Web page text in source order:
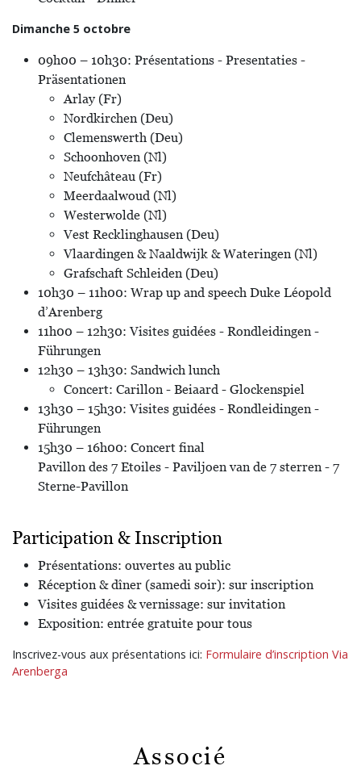
Dimanche 5 octobre
09h00 – 10h30: Présentations - Presentaties -
Präsentationen
Arlay (Fr)
Nordkirchen (Deu)
Clemenswerth (Deu)
Schoonhoven (Nl)
Neufchâteau (Fr)
Meerdaalwoud (Nl)
Westerwolde (Nl)
Vest Recklinghausen (Deu)
Vlaardingen & Naaldwijk & Wateringen (Nl)
Grafschaft Schleiden (Deu)
10h30 – 11h00: Wrap up and speech Duke Léopold
d’Arenberg
11h00 – 12h30: Visites guidées - Rondleidingen -
Führungen
12h30 – 13h30: Sandwich lunch
Concert: Carillon - Beiaard - Glockenspiel
13h30 – 15h30: Visites guidées - Rondleidingen -
Führungen
15h30 – 16h00: Concert final
Pavillon des 7 Etoiles - Paviljoen van de 7 sterren - 7
Sterne-Pavillon
Participation & Inscription
Présentations: ouvertes au public
Réception & dîner (samedi soir): sur inscription
Visites guidées & vernissage: sur invitation
Exposition: entrée gratuite pour tous
Inscrivez-vous aux présentations ici: Formulaire d’inscription Via
Arenberga
Associé